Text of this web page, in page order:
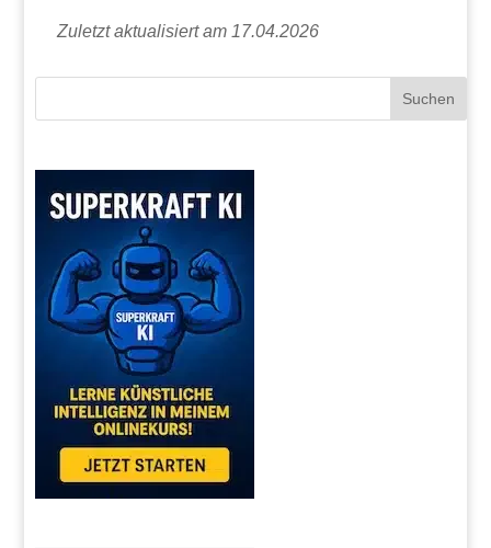
Zuletzt aktualisiert am 17.04.2026